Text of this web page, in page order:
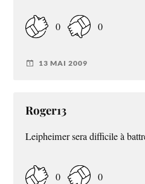
0 0
13 MAI 2009
Roger13
Leipheimer sera difficile à
0 0